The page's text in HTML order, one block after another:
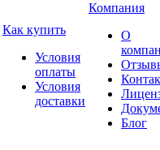
Как купить
Условия
оплаты
Условия
доставки
Компания
О
Блог